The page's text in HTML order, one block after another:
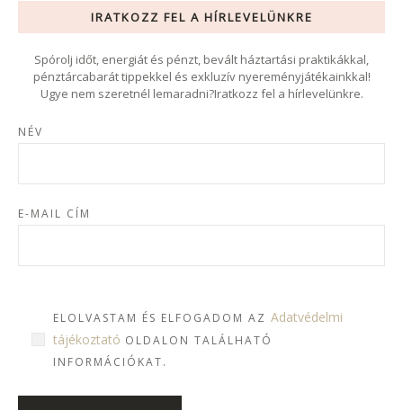
IRATKOZZ FEL A HÍRLEVELÜNKRE
Spórolj időt, energiát és pénzt, bevált háztartási praktikákkal,
pénztárcabarát tippekkel és exkluzív nyereményjátékainkkal!
Ugye nem szeretnél lemaradni?Iratkozz fel a hírlevelünkre.
NÉV
E-MAIL CÍM
ELOLVASTAM ÉS ELFOGADOM AZ Adatvédelmi
tájékoztató OLDALON TALÁLHATÓ
INFORMÁCIÓKAT.